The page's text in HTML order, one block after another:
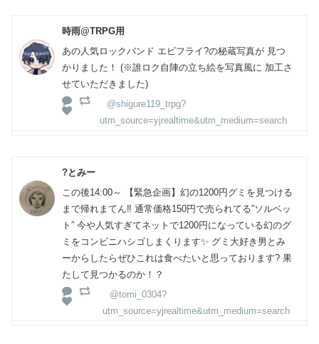
時雨@TRPG用
あの人気ロックバンド エビフライ?の秘蔵写真が 見つ
かりました！ (※誰ロク自陣の立ち絵を写真風に 加工さ
せていただきました)
@shigure119_trpg?
utm_source=yjrealtime&utm_medium=search
?とみー
この後14:00～ 【緊急企画】幻の1200円グミを見つける
まで帰れまてん‼️ 通常価格150円で売られてる”ソルベッ
ト” 今や人気すぎてネットで1200円になっている幻のグ
ミをコンビニハシゴしまくります✨️ グミ大好き男とみ
ーからしたらぜひこれは食べたいと思っております? 果
たして見つかるのか！？
@tomi_0304?
utm_source=yjrealtime&utm_medium=search